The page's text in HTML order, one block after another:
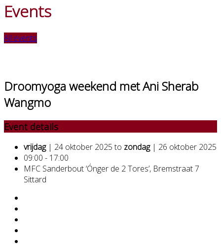
Events
All events
Droomyoga weekend met Ani Sherab
Wangmo
Event details
vrijdag| 24 oktober 2025 to zondag| 26 oktober 2025
09:00 - 17:00
MFC Sanderbout ‘Ónger de 2 Tores’, Bremstraat 7
Sittard